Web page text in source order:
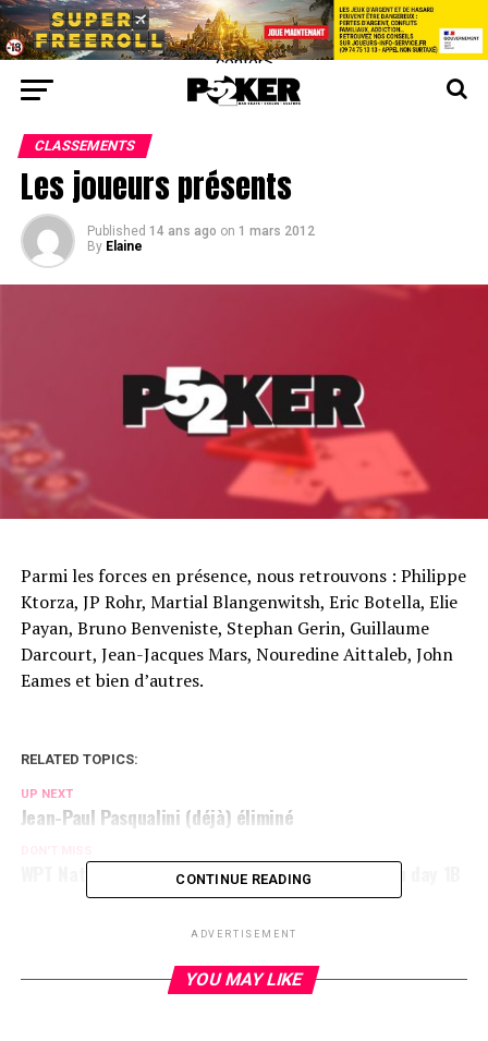
center>
CLASSEMENTS
Les joueurs présents
Published 14 ans ago on 1 mars 2012
By Elaine
Parmi les forces en présence, nous retrouvons : Philippe
Ktorza, JP Rohr, Martial Blangenwitsh, Eric Botella, Elie
Payan, Bruno Benveniste, Stephan Gerin, Guillaume
Darcourt, Jean-Jacques Mars, Nouredine Aittaleb, John
Eames et bien d’autres.
RELATED TOPICS:
UP NEXT
Jean-Paul Pasqualini (déjà) éliminé
WPT National Series Ile Maurice : Coup d'envoi du day 1B
CONTINUE READING
ADVERTISEMENT
YOU MAY LIKE